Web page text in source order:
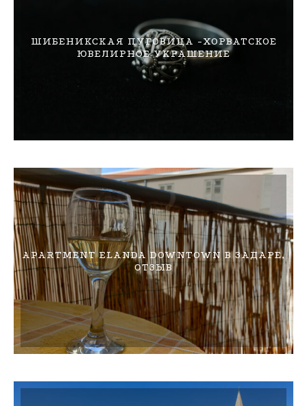
ШИБЕНИКСКАЯ ПУГОВИЦА -ХОРВАТСКОЕ
ЮВЕЛИРНОЕ УКРАШЕНИЕ
APARTMENT ELANDA DOWNTOWN В ЗАДАРЕ,
ОТЗЫВ